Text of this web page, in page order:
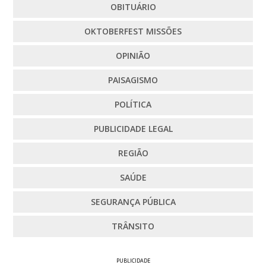
OBITUÁRIO
OKTOBERFEST MISSÕES
OPINIÃO
PAISAGISMO
POLÍTICA
PUBLICIDADE LEGAL
REGIÃO
SAÚDE
SEGURANÇA PÚBLICA
TRÂNSITO
PUBLICIDADE